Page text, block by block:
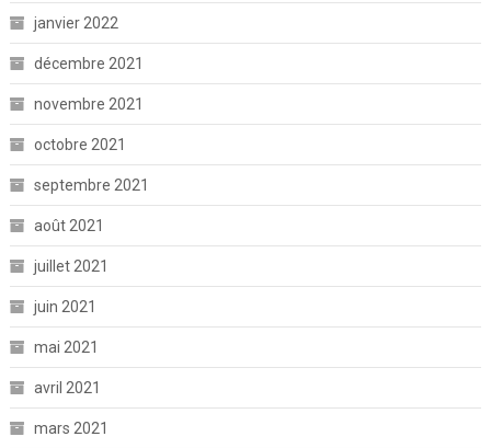
janvier 2022
décembre 2021
novembre 2021
octobre 2021
septembre 2021
août 2021
juillet 2021
juin 2021
mai 2021
avril 2021
mars 2021